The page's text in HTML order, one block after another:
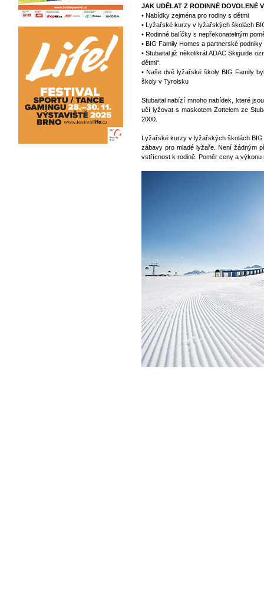
JAK UDĚLAT Z RODINNÉ DOVOLENÉ
• Nabídky zejména pro rodiny s dětmi
• Lyžařské kurzy v lyžařských školách
• Rodinné balíčky s nepřekonatelným
• BIG Family Homes a partnerské podniky
• Stubaital již několikrát ADAC Skiguide
dětmi“.
• Naše dvě lyžařské školy BIG Family
školy v Tyrolsku
Stubaital nabízí mnoho nabídek, které
učí lyžovat s maskotem Zottelem ze
2000.
Lyžařské kurzy v lyžařských školách
zábavy pro mladé lyžaře. Není žádným
vstřícnost k rodině. Poměr ceny a